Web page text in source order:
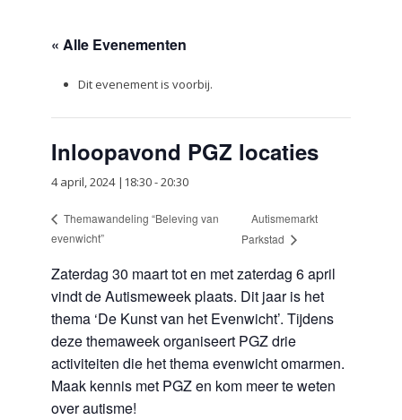
« Alle Evenementen
Dit evenement is voorbij.
Inloopavond PGZ locaties
4 april, 2024 |18:30-20:30
Themawandeling “Beleving van
evenwicht”
Autismemarkt
Parkstad
Zaterdag 30 maart tot en met zaterdag 6 april
vindt de Autismeweek plaats. Dit jaar is het
thema ‘De Kunst van het Evenwicht’. Tijdens
deze themaweek organiseert PGZ drie
activiteiten die het thema evenwicht omarmen.
Maak kennis met PGZ en kom meer te weten
over autisme!